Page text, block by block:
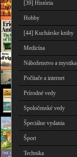
[39] História
Hobby
[44] Kuchárske knihy
Medicína
Náboženstvo a mystika
Počítače a internet
Prírodné vedy
Spoločenské vedy
Špeciálne vydania
Šport
Technika